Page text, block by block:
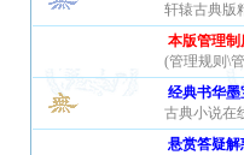
轩辕古典版
本版管理制
(管理规则\
经典书华墨
古典小说在
悬赏答疑解